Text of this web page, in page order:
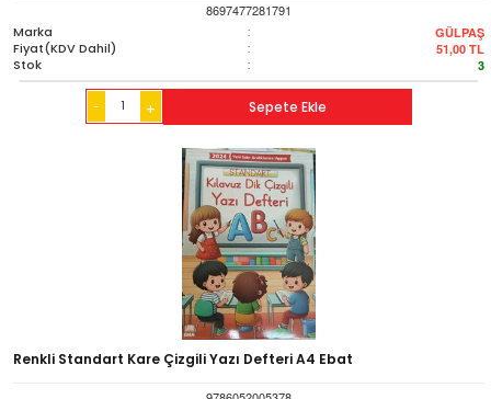
8697477281791
Marka
: GÜLPAŞ
Fiyat(KDV Dahil) : 51,00 TL
Stok : 3
- + Sepete Ekle
Renkli Standart Kare Çizgili Yazı Defteri A4 Ebat